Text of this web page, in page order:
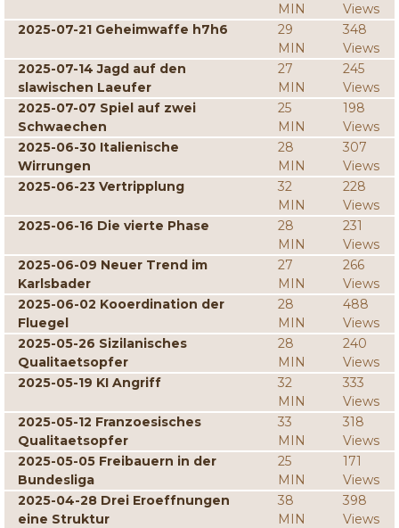
MIN
Views
2025-07-21 Geheimwaffe h7h6
29
MIN
348
Views
2025-07-14 Jagd auf den
slawischen Laeufer
27
MIN
245
Views
2025-07-07 Spiel auf zwei
Schwaechen
25
MIN
198
Views
2025-06-30 Italienische
Wirrungen
28
MIN
307
Views
2025-06-23 Vertripplung
32
MIN
228
Views
2025-06-16 Die vierte Phase
28
MIN
231
Views
2025-06-09 Neuer Trend im
Karlsbader
27
MIN
266
Views
2025-06-02 Kooerdination der
Fluegel
28
MIN
488
Views
2025-05-26 Sizilanisches
Qualitaetsopfer
28
MIN
240
Views
2025-05-19 KI Angriff
32
MIN
333
Views
2025-05-12 Franzoesisches
Qualitaetsopfer
33
MIN
318
Views
2025-05-05 Freibauern in der
Bundesliga
25
MIN
171
Views
2025-04-28 Drei Eroeffnungen
eine Struktur
38
MIN
398
Views